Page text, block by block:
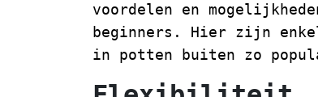
voordelen en
beginners. Hier zijn
in potten buiten zo